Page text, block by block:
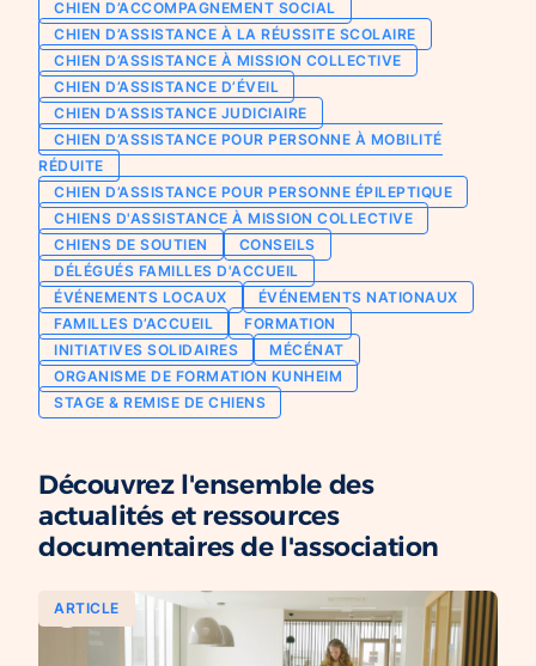
Chien d’assistance pour personne
épileptique
CHIENS À MISSION COLLECTIVE
Chien d’assistance d’accompagnement
social
Chien d’assistance à la réussite scolaire
Chien d’assistance judiciaire
Je deviens mécène ou partenaire
Ils nous soutiennent
Je m’engage / j’engage mes collaborateurs
Je lance une collecte
J’engage mes clients
CHIEN D’ACCOMPAGNEMENT SOCIAL
CHIEN D’ASSISTANCE À LA RÉUSSITE SCOLAIRE
CHIEN D’ASSISTANCE À MISSION COLLECTIVE
CHIEN D’ASSISTANCE D’ÉVEIL
CHIEN D’ASSISTANCE JUDICIAIRE
CHIEN D’ASSISTANCE POUR PERSONNE À MOBILITÉ
RÉDUITE
CHIEN D’ASSISTANCE POUR PERSONNE ÉPILEPTIQUE
CHIENS D'ASSISTANCE À MISSION COLLECTIVE
CHIENS DE SOUTIEN
CONSEILS
DÉLÉGUÉS FAMILLES D'ACCUEIL
ÉVÉNEMENTS LOCAUX
ÉVÉNEMENTS NATIONAUX
FAMILLES D’ACCUEIL
FORMATION
INITIATIVES SOLIDAIRES
MÉCÉNAT
ORGANISME DE FORMATION KUNHEIM
STAGE & REMISE DE CHIENS
Découvrez l'ensemble des
actualités et ressources
documentaires de l'association
ARTICLE